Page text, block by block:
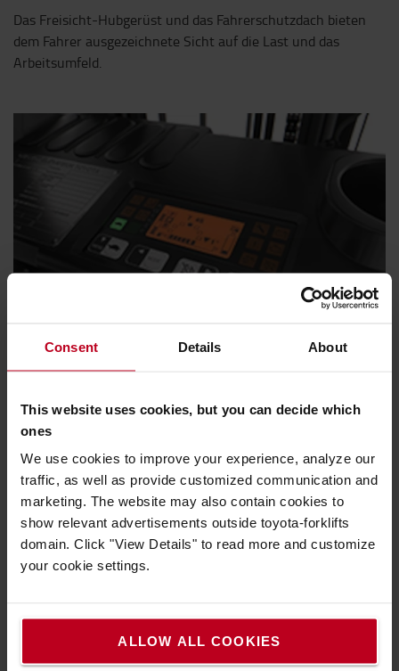
Consent Details About
This website uses cookies, but you can decide which
ones
We use cookies to improve your experience, analyze our
traffic, as well as provide customized communication and
marketing. The website may also contain cookies to
show relevant advertisements outside toyota-forklifts
domain. Click "View Details" to read more and customize
your cookie settings.
ALLOW ALL COOKIES
Das Freisicht-Hubgerüst und das Fahrerschutzdach bieten
dem Fahrer ausgezeichnete Sicht auf die Last und das
Arbeitsumfeld.
Das Dashboard-Display ist einfach und intuitiv. Alle
Bedienelemente sind an einem Ort in einem einzigen
Display integriert, um die Produktivität und den Komfort
der Bediener zu verbessern. Neue Funktionen umfassen:
Anzeigen für Hydrauliköl, Radposition, Mastneigung,
Dieselpartikelfilter (DPF), Fahrtrichtung, Zeit- und